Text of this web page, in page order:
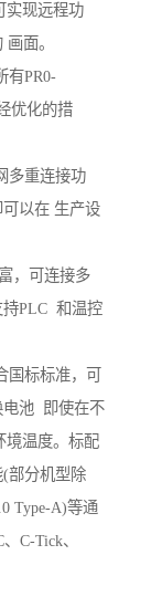
实现远程功
画面。
有PR0-
优化的措
多重连接功
以在 生产设
，可连接多
持PLC 和温控
标标准，可
电池 即使在不
境温度。标配
部分机型除
Type-A)等通
C-Tick、